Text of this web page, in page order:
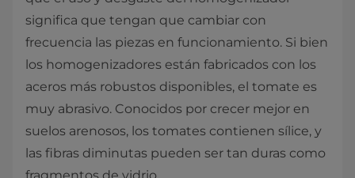
significa que tengan que cambiar con
frecuencia las piezas en funcionamiento. Si bien
los homogenizadores están fabricados con los
aceros más robustos disponibles, el tomate es
muy abrasivo. Conocidos por crecer mejor en
suelos arenosos, los tomates contienen sílice, y
las fibras diminutas pueden ser tan duras como